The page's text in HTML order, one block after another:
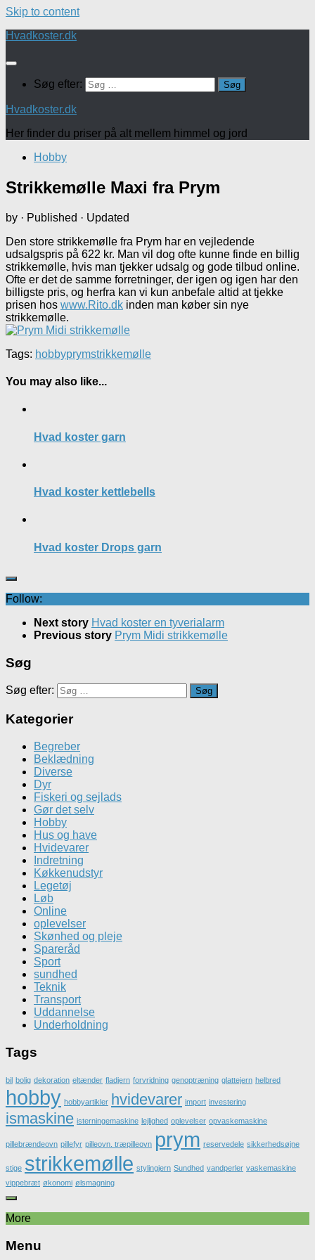
Skip to content
Hvadkoster.dk
Søg efter:
Hvadkoster.dk
Her finder du priser på alt mellem himmel og jord
Hobby
Strikkemølle Maxi fra Prym
by · Published · Updated
Den store strikkemølle fra Prym har en vejledende
udsalgspris på 622 kr. Man vil dog ofte kunne finde en billig
strikkemølle, hvis man tjekker udsalg og gode tilbud online.
Ofte er det de samme forretninger, der igen og igen har den
billigste pris, og herfra kan vi kun anbefale altid at tjekke
prisen hos www.Rito.dk inden man køber sin nye
strikkemølle.
Tags: hobbyprymstrikkemølle
You may also like...
Hvad koster garn
Hvad koster kettlebells
Hvad koster Drops garn
Follow:
Next story Hvad koster en tyverialarm
Previous story Prym Midi strikkemølle
Søg
Søg efter:
Kategorier
Begreber
Beklædning
Diverse
Dyr
Fiskeri og sejlads
Gør det selv
Hobby
Hus og have
Hvidevarer
Indretning
Køkkenudstyr
Legetøj
Løb
Online
oplevelser
Skønhed og pleje
Spareråd
Sport
sundhed
Teknik
Transport
Uddannelse
Underholdning
Tags
bil bolig dekoration eltænder fladjern forvridning genoptræning glattejern helbred
hobby hobbyartikler hvidevarer import investering
ismaskine isterningemaskine lejlighed oplevelser opvaskemaskine
pillebrændeovn pillefyr pilleovn. træpilleovn prym reservedele sikkerhedsøjne
stige strikkemølle stylingjern Sundhed vandperler vaskemaskine
vippebræt økonomi ølsmagning
More
Menu